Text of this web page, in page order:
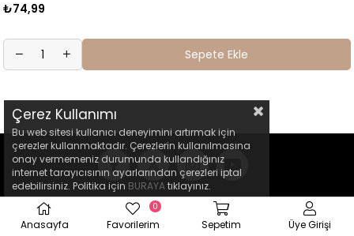
₺74,99
Sepete Ekle
Çerez Kullanımı
Bu web sitesi kullanıcı deneyimini artırmak için
çerezler kullanmaktadır. Çerezlerin kullanılmasına
onay vermemeniz durumunda kullandığınız
internet tarayıcısının ayarlarından çerezleri iptal
edebilirsiniz. Politika için BURAYAtıklayınız.
Anasayfa Favorilerim
0
Sepetim Üye Girişi